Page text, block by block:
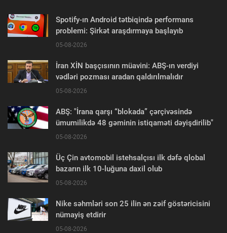
Spotify-ın Android tətbiqində performans
problemi: Şirkət araşdırmaya başlayıb
05-08-2026
İran XİN başçısının müavini: ABŞ-ın verdiyi
vədləri pozması aradan qaldırılmalıdır
05-08-2026
ABŞ: "İrana qarşı “blokada” çərçivəsində
ümumilikdə 48 gəminin istiqaməti dəyişdirilib"
05-08-2026
Üç Çin avtomobil istehsalçısı ilk dəfə qlobal
bazarın ilk 10-luğuna daxil olub
05-08-2026
Nike səhmləri son 25 ilin ən zəif göstəricisini
nümayiş etdirir
05-08-2026